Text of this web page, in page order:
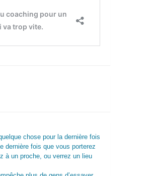
chose pour la dernière fois
dernière fois que vous porterez
à un proche, ou verrez un lieu